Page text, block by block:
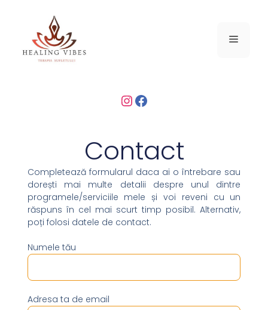
Contact
Completează formularul daca ai o întrebare sau
dorești mai multe detalii despre unul dintre
programele/serviciile mele și voi reveni cu un
răspuns în cel mai scurt timp posibil. Alternativ,
poți folosi datele de contact.
Numele tău
Adresa ta de email